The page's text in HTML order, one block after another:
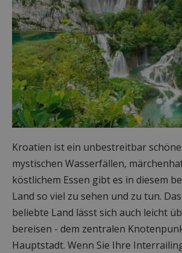
Kroatien ist ein unbestreitbar
mystischen Wasserfällen,
köstlichem Essen gibt es in diesem
Land so viel zu sehen und zu tun.
beliebte Land lässt sich auch leicht
bereisen - dem zentralen
Hauptstadt. Wenn Sie Ihre